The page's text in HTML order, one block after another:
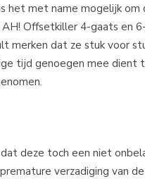
het met name mogelijk
Offsetkiller 4-gaats en
merken dat ze stuk voor
tijd genoegen mee dient
deze toch een niet
verzadiging van